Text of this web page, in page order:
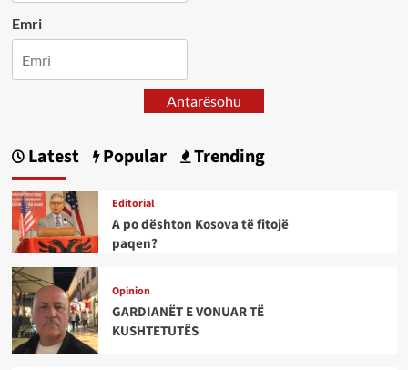
Emri
Antarësohu
Latest Popular Trending
Editorial
A po dështon Kosova të fitojë
paqen?
Opinion
GARDIANËT E VONUAR TË
KUSHTETUTËS